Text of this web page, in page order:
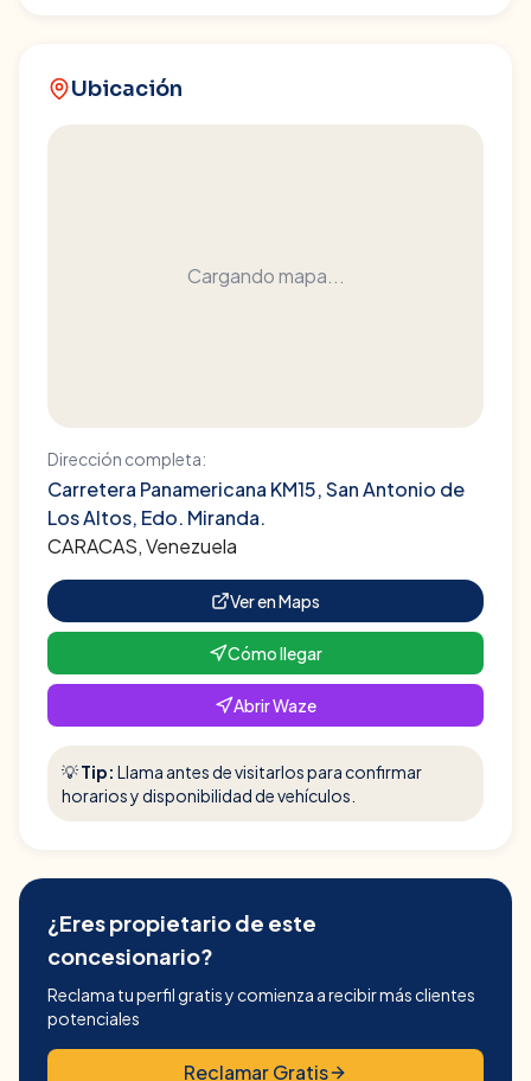
Ubicación
Cargando mapa...
Dirección completa:
Carretera Panamericana KM15, San Antonio de
Los Altos, Edo. Miranda.
CARACAS, Venezuela
Ver en Maps
Cómo llegar
Abrir Waze
💡Tip: Llama antes de visitarlos para confirmar
horarios y disponibilidad de vehículos.
¿Eres propietario de este
concesionario?
Reclama tu perfil gratis y comienza a recibir más clientes
potenciales
Reclamar Gratis